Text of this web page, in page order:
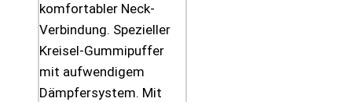
komfortabler Neck-
Verbindung. Spezieller
Kreisel-Gummipuffer
mit aufwendigem
Dämpfersystem. Mit